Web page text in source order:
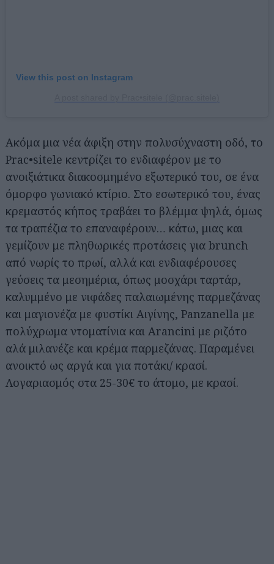
View this post on Instagram
Ακόμα μια νέα άφιξη στην πολυσύχναστη οδό, το
Prac•sitele κεντρίζει το ενδιαφέρον με το
ανοιξιάτικα διακοσμημένο εξωτερικό του, σε ένα
όμορφο γωνιακό κτίριο. Στο εσωτερικό του, ένας
κρεμαστός κήπος τραβάει το βλέμμα ψηλά, όμως
τα τραπέζια το επαναφέρουν… κάτω, μιας και
γεμίζουν με πληθωρικές προτάσεις για brunch
από νωρίς το πρωί, αλλά και ενδιαφέρουσες
γεύσεις τα μεσημέρια, όπως μοσχάρι ταρτάρ,
καλυμμένο με νιφάδες παλαιωμένης παρμεζάνας
και μαγιονέζα με φυστίκι Αιγίνης, Panzanella με
πολύχρωμα ντοματίνια και Arancini με ριζότο
αλά μιλανέζε και κρέμα παρμεζάνας. Παραμένει
ανοικτό ως αργά και για ποτάκι/ κρασί.
Λογαριασμός στα 25-30€ το άτομο, με κρασί.